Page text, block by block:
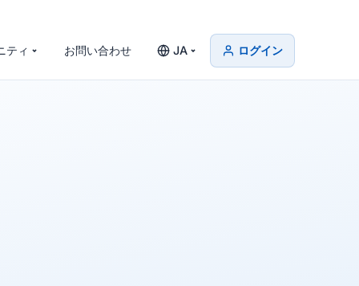
ティ お問い合わせ JA ログイン